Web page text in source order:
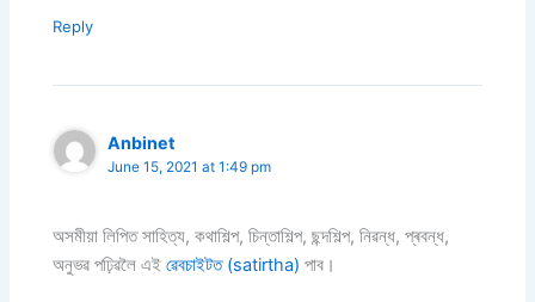
Reply
Anbinet
June 15, 2021 at 1:49 pm
অসমীয়া লিপিত সাহিত্য, কথাশিল্প, চিন্তাশিল্প, ছন্দশিল্প, নিৱন্ধ, প্ৰবন্ধ,
অনুভৱ পঢ়িৱলৈ এইৱেবচাইটত (satirtha)পাব।